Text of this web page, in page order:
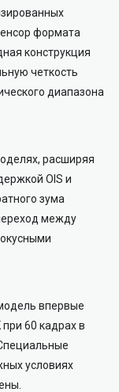
формата
конструкция
четкость
диапазона
расширяя
OIS и
зума
между
впервые
60 кадрах в
условиях